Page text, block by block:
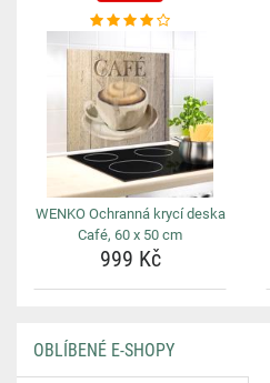
WENKO Ochranná krycí deska
Café, 60 x 50 cm
999 Kč
OBLÍBENÉ E-SHOPY